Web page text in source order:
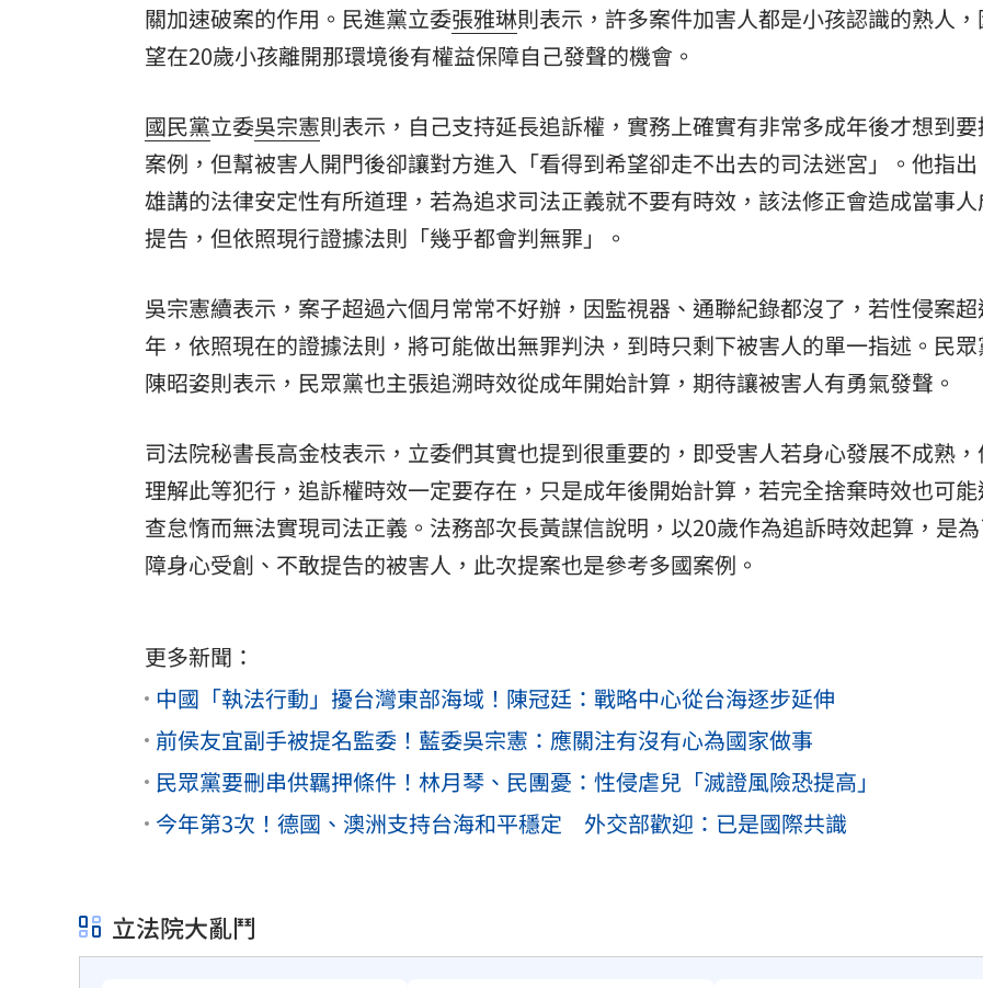
關加速破案的作用。民進黨立委張雅琳則表示，許多案件加害人都是小孩認識的熟人
望在20歲小孩離開那環境後有權益保障自己發聲的機會。
國民黨立委吳宗憲則表示，自己支持延長追訴權，實務上確實有非常多成年後才想到
案例，但幫被害人開門後卻讓對方進入「看得到希望卻走不出去的司法迷宮」。他指
雄講的法律安定性有所道理，若為追求司法正義就不要有時效，該法修正會造成當事
提告，但依照現行證據法則「幾乎都會判無罪」。
吳宗憲續表示，案子超過六個月常常不好辦，因監視器、通聯紀錄都沒了，若性侵案
年，依照現在的證據法則，將可能做出無罪判決，到時只剩下被害人的單一指述。民
陳昭姿則表示，民眾黨也主張追溯時效從成年開始計算，期待讓被害人有勇氣發聲。
司法院秘書長高金枝表示，立委們其實也提到很重要的，即受害人若身心發展不成熟
理解此等犯行，追訴權時效一定要存在，只是成年後開始計算，若完全捨棄時效也可
查怠惰而無法實現司法正義。法務部次長黃謀信說明，以20歲作為追訴時效起算，是
障身心受創、不敢提告的被害人，此次提案也是參考多國案例。
更多新聞：
中國「執法行動」擾台灣東部海域！陳冠廷：戰略中心從台海逐步延伸
前侯友宜副手被提名監委！藍委吳宗憲：應關注有沒有心為國家做事
民眾黨要刪串供羈押條件！林月琴、民團憂：性侵虐兒「滅證風險恐提高」
今年第3次！德國、澳洲支持台海和平穩定 外交部歡迎：已是國際共識
立法院大亂鬥